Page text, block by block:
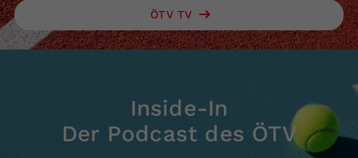
ÖTV TV
Inside-In
Der Podcast des ÖTV